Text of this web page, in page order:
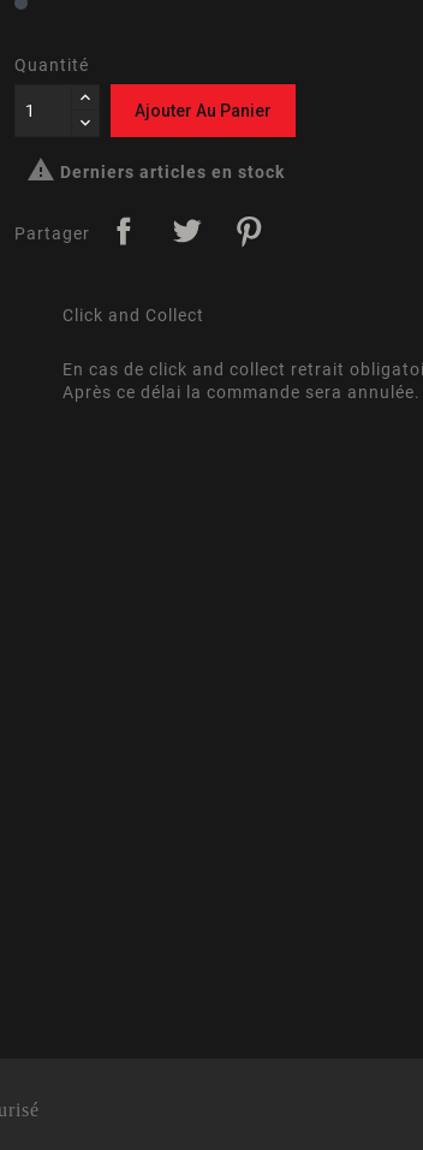
Noir
Quantité
Ajouter Au Panier
 Derniers articles en stock
Partager
Click and Collect
En cas de click and collect retrait
Après ce délai la commande sera annulée.